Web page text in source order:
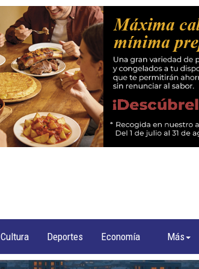
Cultura Deportes Economía Más